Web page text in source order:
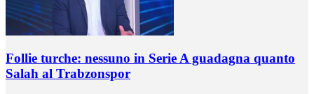
Follie turche: nessuno in Serie A guadagna quanto
Salah al Trabzonspor